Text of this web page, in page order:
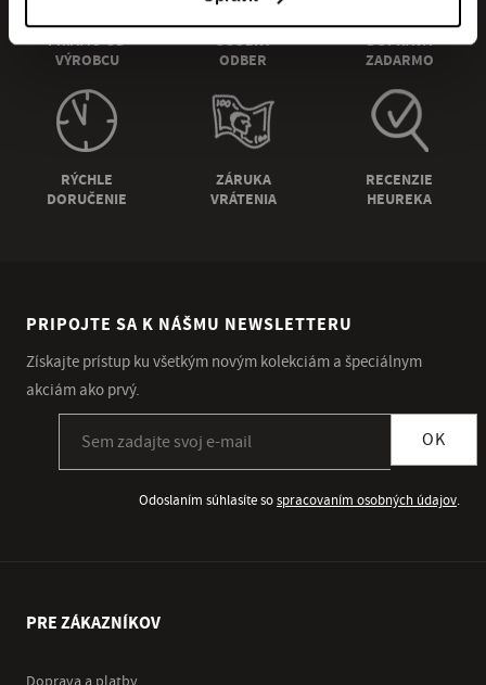
PRIAMO OD
VÝROBCU
OSOBNÝ
ODBER
DOPRAVA
ZADARMO
RÝCHLE
DORUČENIE
ZÁRUKA
VRÁTENIA
RECENZIE
HEUREKA
PRIPOJTE SA K NÁŠMU NEWSLETTERU
Získajte prístup ku všetkým novým kolekciám a špeciálnym
akciám ako prvý.
OK
Odoslaním súhlasíte sospracovaním osobných údajov.
PRE ZÁKAZNÍKOV